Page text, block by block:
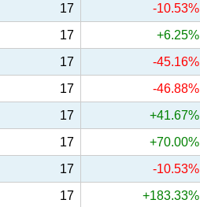
17 -10.53%
17 +6.25%
17 -45.16%
17 -46.88%
17 +41.67%
17 +70.00%
17 -10.53%
17 +183.33%